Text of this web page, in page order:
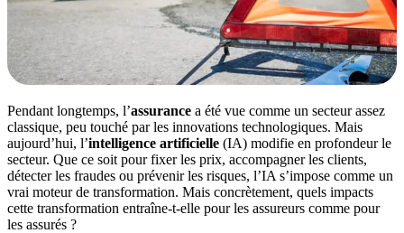
Pendant longtemps, l’assurance a été vue comme un secteur assez
classique, peu touché par les innovations technologiques. Mais
aujourd’hui, l’intelligence artificielle (IA) modifie en profondeur le
secteur. Que ce soit pour fixer les prix, accompagner les clients,
détecter les fraudes ou prévenir les risques, l’IA s’impose comme un
vrai moteur de transformation. Mais concrètement, quels impacts
cette transformation entraîne-t-elle pour les assureurs comme pour
les assurés ?